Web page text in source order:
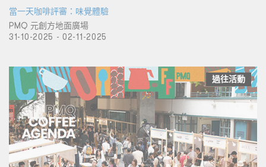
當一天咖啡評審：味覺體驗
PMQ 元創方地面廣場
31-10-2025 - 02-11-2025
過往活動